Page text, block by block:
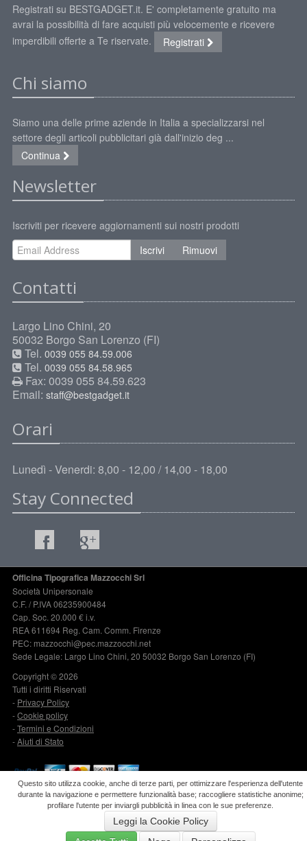
Questo sito utilizza cookie, anche di terze parti, per ottimizzare l'esperienza dell'utente
durante la navigazione e permettere funzionalità base; raccogliere statistiche anonime;
profilare l'utente per inviargli pubblicità in linea con le sue preferenze.
Leggi la Cookie Policy
Registrati su BESTGADGET.it. E' completamente gratuito ma
avrai la possibilità di fare acquisti più velocemente e ricevere
imperdibili offerte a Te riservate.
Registrati
Chi siamo
Siamo una delle prime aziende in Italia a specializzarsi nel
settore degli articoli pubblicitari già dall'inizio deg ...
Continua
Newsletter
Iscriviti per ricevere aggiornamenti sui nostri prodotti
Iscrivi
Rimuovi
Contatti
Largo Lino Chini, 20
50032 Borgo San Lorenzo (FI)
Tel. 0039 055 84.59.006
Tel. 0039 055 84.58.965
Fax: 0039 055 84.59.623
Email: staff@bestgadget.it
Orari
Lunedì - Venerdi: 8,00 - 12,00 / 14,00 - 18,00
Stay Connected
Officina Tipografica Mazzocchi Srl
Società Unipersonale
C.F. / P.IVA 06235900484
Cap. Soc. 20.000 € i.v.
REA 611694 Reg. Cam. Comm. Firenze
PEC: mazzocchi@pec.mazzocchi.net
Sede Legale: Largo Lino Chini, 20 50032 Borgo San Lorenzo (FI)
Copyright © 2026
Tutti i diritti Riservati
- Privacy Policy
-Cookie policy
-Termini e Condizioni
-Aiuti di Stato
BESTGADGET.it